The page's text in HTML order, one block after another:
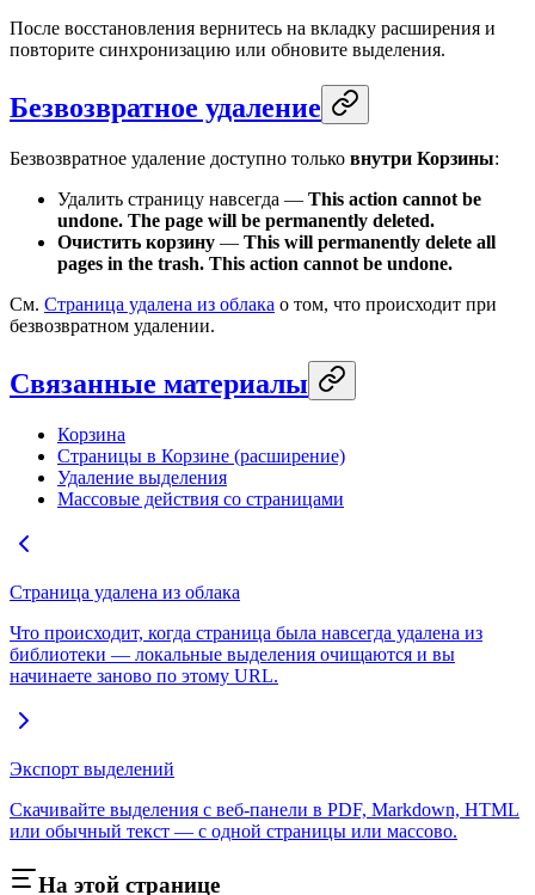
После восстановления вернитесь на вкладку расширения и
повторите синхронизацию или обновите выделения.
Безвозвратное удаление
Безвозвратное удаление доступно только внутри Корзины:
Удалить страницу навсегда — This action cannot be
undone. The page will be permanently deleted.
Очистить корзину — This will permanently delete all
pages in the trash. This action cannot be undone.
См. Страница удалена из облака о том, что происходит при
безвозвратном удалении.
Связанные материалы
Корзина
Страницы в Корзине (расширение)
Удаление выделения
Массовые действия со страницами
Страница удалена из облака
Что происходит, когда страница была навсегда удалена из
библиотеки — локальные выделения очищаются и вы
начинаете заново по этому URL.
Экспорт выделений
Скачивайте выделения с веб-панели в PDF, Markdown, HTML
или обычный текст — с одной страницы или массово.
На этой странице